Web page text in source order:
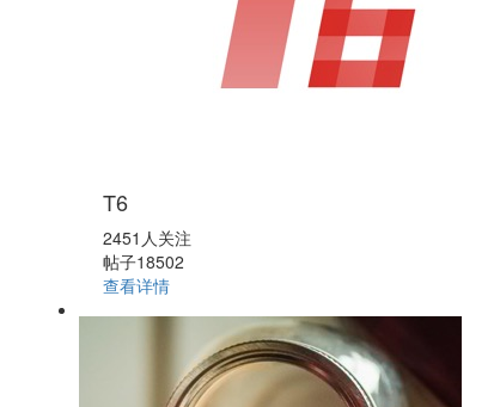
T6
2451人关注
帖子18502
查看详情